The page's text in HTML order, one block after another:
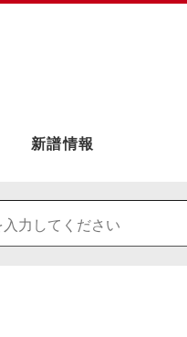
新譜情報